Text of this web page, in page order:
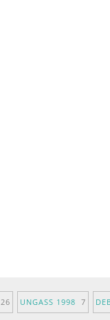
26 UNGASS 1998 7